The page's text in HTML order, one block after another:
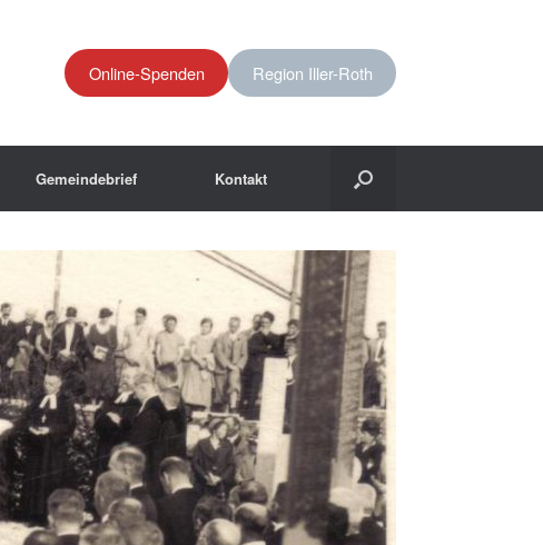
Online-Spenden Region Iller-Roth
Gemeindebrief Kontakt